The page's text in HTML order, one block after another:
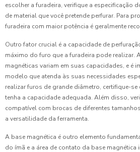
escolher a furadeira, verifique a especificação
de material que você pretende perfurar. Para
furadeira com maior potência é geralmente
Outro fator crucial é a capacidade de
máximo do furo que a furadeira pode realizar.
magnéticas variam em suas capacidades, e é
modelo que atenda às suas necessidades
realizar furos de grande diâmetro, certifique-
tenha a capacidade adequada. Além disso,
compatível com brocas de diferentes
a versatilidade da ferramenta.
A base magnética é outro elemento
do ímã e a área de contato da base magnética